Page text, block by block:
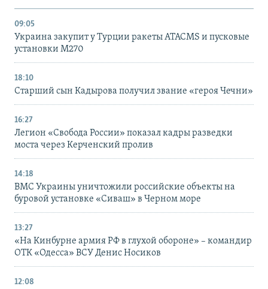
09:05
Украина закупит у Турции ракеты ATACMS и пусковые
установки M270
18:10
Старший сын Кадырова получил звание «героя Чечни»
16:27
Легион «Свобода России» показал кадры разведки
моста через Керченский пролив
14:18
ВМС Украины уничтожили российские объекты на
буровой установке «Сиваш» в Черном море
13:27
«На Кинбурне армия РФ в глухой обороне» – командир
ОТК «Одесса» ВСУ Денис Носиков
12:08